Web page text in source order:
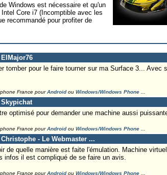
Windows est nécessaire et qu'un
Core i7 (Incomptible avec les
recommandé pour profiter de
ElMajor76
tomber pour le faire tourner sur ma Surface 3... Avec
France pourAndroidou Windows/Windows Phone...
Skypichat
optimisé pour demander une machine aussi
France pourAndroidou Windows/Windows Phone...
Christophe - Le Webmaster ...
de quelle manière est faite l'émulation. Machine
infos il est compliqué de se faire un avis.
France pourAndroidou Windows/Windows Phone...